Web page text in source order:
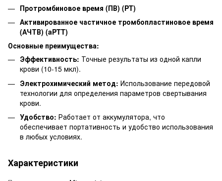
Протромбиновое время (ПВ) (PT)
Активированное частичное тромбопластиновое время
(АЧТВ) (aPTT)
Основные преимущества:
Эффективность: Точные результаты из одной капли
крови (10-15 мкл).
Электрохимический метод: Использование передовой
технологии для определения параметров свертывания
крови.
Удобство: Работает от аккумулятора, что
обеспечивает портативность и удобство использования
в любых условиях.
Характеристики